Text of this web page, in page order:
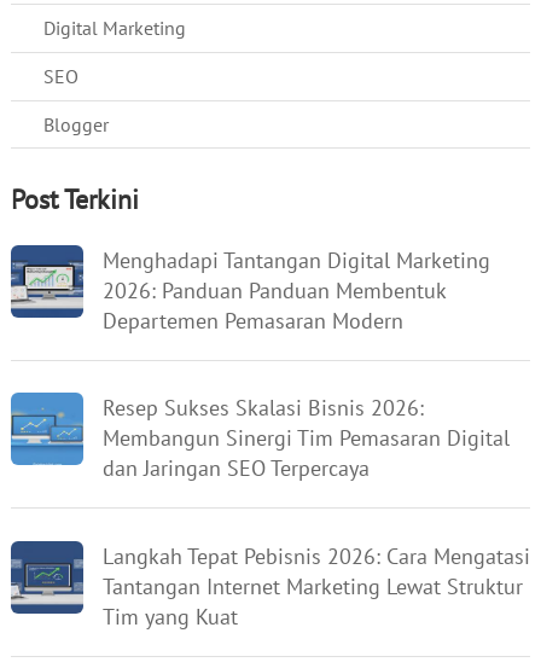
Digital Marketing
SEO
Blogger
Post Terkini
Menghadapi Tantangan Digital Marketing
2026: Panduan Panduan Membentuk
Departemen Pemasaran Modern
Resep Sukses Skalasi Bisnis 2026:
Membangun Sinergi Tim Pemasaran Digital
dan Jaringan SEO Terpercaya
Langkah Tepat Pebisnis 2026: Cara Mengatasi
Tantangan Internet Marketing Lewat Struktur
Tim yang Kuat